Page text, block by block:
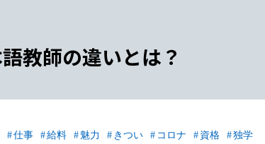
教師の違いとは？
仕事 給料 魅力 きつい コロナ 資格 独学